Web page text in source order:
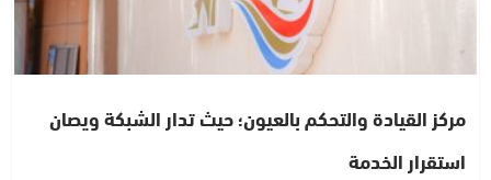
مركز القيادة والتحكم بالعيون؛ حيث تدار الشبكة ويصان
استقرار الخدمة